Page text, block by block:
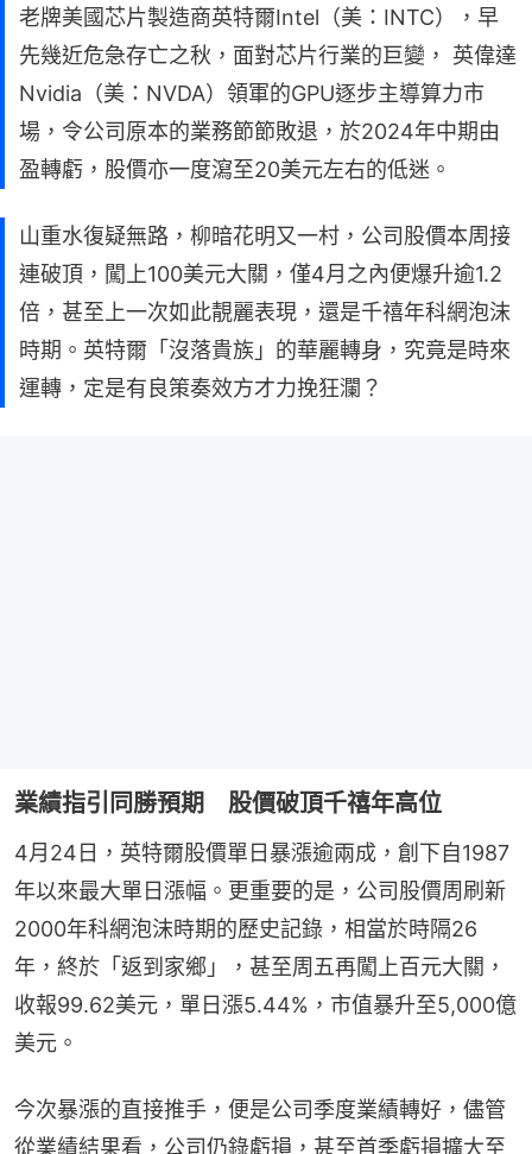
老牌美國芯片製造商英特爾Intel（美：INTC），早
先幾近危急存亡之秋，面對芯片行業的巨變， 英偉達
Nvidia（美：NVDA）領軍的GPU逐步主導算力市
場，令公司原本的業務節節敗退，於2024年中期由
盈轉虧，股價亦一度瀉至20美元左右的低迷。
山重水復疑無路，柳暗花明又一村，公司股價本周接
連破頂，闖上100美元大關，僅4月之內便爆升逾1.2
倍，甚至上一次如此靚麗表現，還是千禧年科網泡沫
時期。英特爾「沒落貴族」的華麗轉身，究竟是時來
運轉，定是有良策奏效方才力挽狂瀾？
業績指引同勝預期 股價破頂千禧年高位
4月24日，英特爾股價單日暴漲逾兩成，創下自1987
年以來最大單日漲幅。更重要的是，公司股價周刷新
2000年科網泡沫時期的歷史記錄，相當於時隔26
年，終於「返到家鄉」，甚至周五再闖上百元大關，
收報99.62美元，單日漲5.44%，市值暴升至5,000億
美元。
今次暴漲的直接推手，便是公司季度業績轉好，儘管
從業績結果看，公司仍錄虧損，甚至首季虧損擴大至